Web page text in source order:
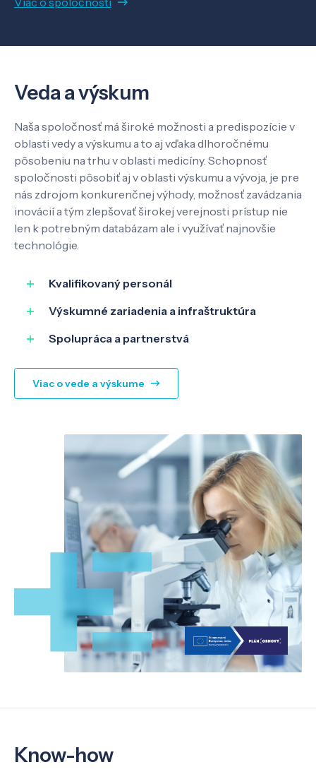
Pôsobenie
Know-how
O nás
Kontakt
Veda a výskum
Naša spoločnosť má široké možnosti a predispozície v
oblasti vedy a výskumu a to aj vďaka dlhoročnému
pôsobeniu na trhu v oblasti medicíny. Schopnosť
spoločnosti pôsobiť aj v oblasti výskumu a vývoja, je pre
nás zdrojom konkurenčnej výhody, možnosť zavádzania
inovácií a tým zlepšovať širokej verejnosti prístup nie
len k potrebným databázam ale i využívať najnovšie
technológie.
Kvalifikovaný personál
Výskumné zariadenia a infraštruktúra
Spolupráca a partnerstvá
Viac o vede a výskume
Know-how